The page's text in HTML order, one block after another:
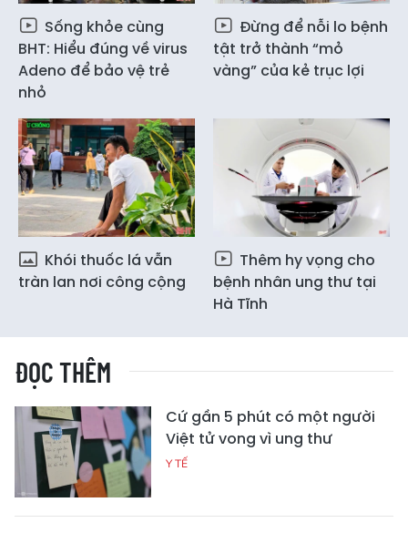
Sống khỏe cùng
BHT: Hiểu đúng về virus
Adeno để bảo vệ trẻ
nhỏ
Đừng để nỗi lo bệnh
tật trở thành “mỏ
vàng” của kẻ trục lợi
Khói thuốc lá vẫn
tràn lan nơi công cộng
Thêm hy vọng cho
bệnh nhân ung thư tại
Hà Tĩnh
ĐỌC THÊM
Cứ gần 5 phút có một người
Việt tử vong vì ung thư
Y TẾ